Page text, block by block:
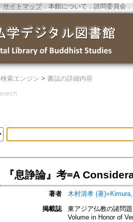
サイトマップ．本館について ． 諮問委員会 ．
検索エンジン > 書誌の詳細内容
『息諍論』考=A
著者
木村清孝 (著
掲載誌
東アジア仏教の諸問
Volume in Honor of